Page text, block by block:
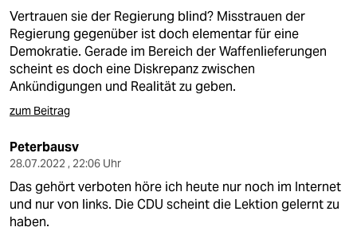
Vertrauen sie der Regierung blind? Misstrauen der
Regierung gegenüber ist doch elementar für eine
Demokratie. Gerade im Bereich der Waffenlieferungen
scheint es doch eine Diskrepanz zwischen
Ankündigungen und Realität zu geben.
zum Beitrag
Peterbausv
28.07.2022 , 22:06 Uhr
Das gehört verboten höre ich heute nur noch im Internet
und nur von links. Die CDU scheint die Lektion gelernt zu
haben.